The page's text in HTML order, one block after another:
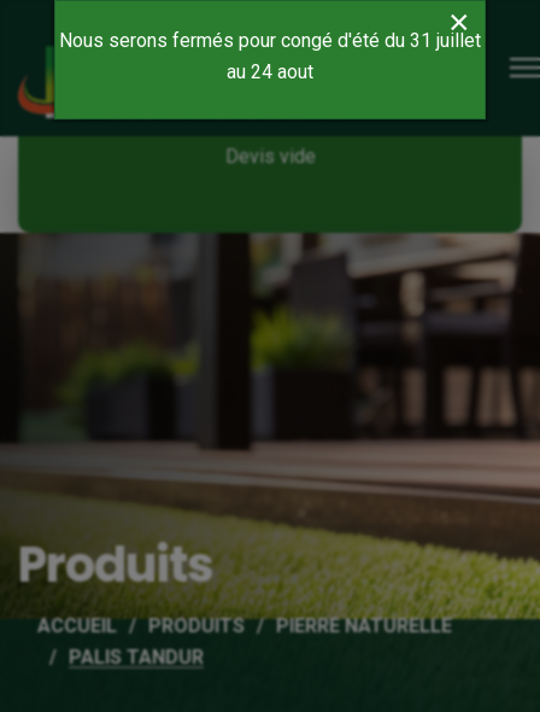
Devis vide
Devis vide
Produits
ACCUEIL PRODUITS
PIERRE NATURELLE
PALIS TANDUR
×
Nous serons fermés pour congé d'été du 31 juillet
au 24 aout